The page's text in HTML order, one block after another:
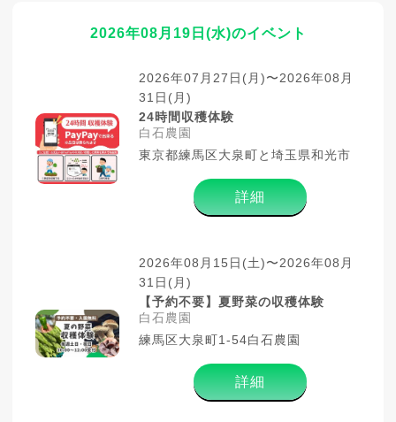
2026年08月19日(水)のイベント
2026年07月27日(月)〜2026年08月
31日(月)
24時間収穫体験
白石農園
東京都練馬区大泉町と埼玉県和光市
詳細
2026年08月15日(土)〜2026年08月
31日(月)
【予約不要】夏野菜の収穫体験
白石農園
練馬区大泉町1-54白石農園
詳細